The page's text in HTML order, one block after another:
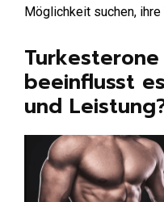
Möglichkeit suchen,
beeinflusst
und